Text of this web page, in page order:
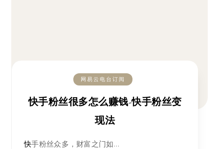
网易云电台订阅
快手粉丝很多怎么赚钱-快手粉丝变
现法
快手粉丝众多，财富之门如…